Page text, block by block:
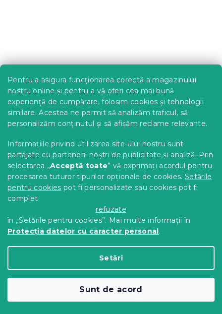
Pentru a asigura funcționarea corectă a magazinului
nostru online și pentru a vă oferi cea mai bună
experiență de cumpărare, folosim cookies și tehnologii
similare. Acestea ne permit să analizăm traficul, să
personalizăm conținutul și să afișăm reclame relevante.
Informațiile privind utilizarea site-ului nostru sunt
partajate cu partenerii noștri de publicitate și analiză. Prin
selectarea „Acceptă toate” vă exprimați acordul pentru
procesarea tuturor tipurilor opționale de cookies. Setările
pentru cookies pot fi personalizate sau cookies pot fi
complet
refuzate
în „Setările pentru cookies”. Mai multe informații în
Protecția datelor cu caracter personal.
Setări
Sunt de acord
80x80 cm
In stoc (8 buc)
489 Lei Adaugă În Coş